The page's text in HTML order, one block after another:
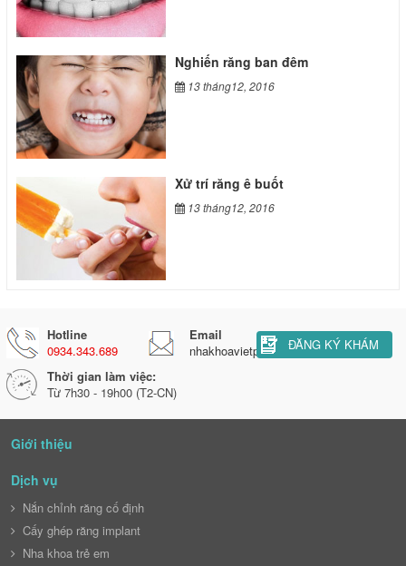
Nghiến răng ban đêm
13 tháng12, 2016
Xử trí răng ê buốt
13 tháng12, 2016
Hotline
0934.343.689
Email
nhakhoavietphaphl@gmail.com
Thời gian làm việc:
Từ 7h30 - 19h00 (T2-CN)
ĐĂNG KÝ KHÁM
Giới thiệu
Dịch vụ
Nắn chỉnh răng cố định
Cấy ghép răng implant
Nha khoa trẻ em